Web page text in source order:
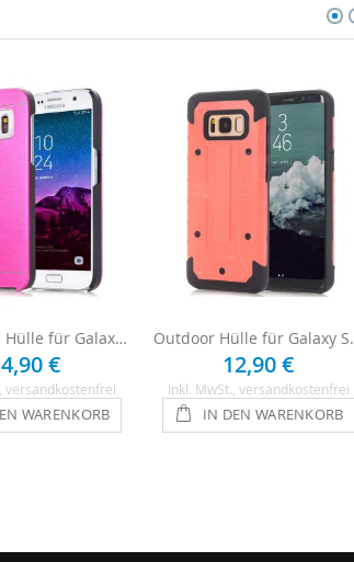
Aluminium Hülle für Galaxy S8 - Pink
€
, versandkostenfrei
WARENKORB
12,90 €
Inkl. MwSt. , versandkostenfrei
IN DEN WARENKORB